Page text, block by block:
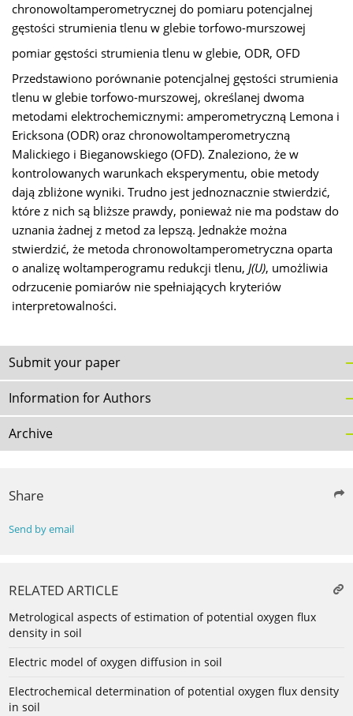
chronowoltamperometrycznej do pomiaru potencjalnej
gęstości strumienia tlenu w glebie torfowo-murszowej
pomiar gęstości strumienia tlenu w glebie, ODR, OFD
Przedstawiono porównanie potencjalnej gęstości strumienia
tlenu w glebie torfowo-murszowej, określanej dwoma
metodami elektrochemicznymi: amperometryczną Lemona i
Ericksona (ODR) oraz chronowoltamperometryczną
Malickiego i Bieganowskiego (OFD). Znaleziono, że w
kontrolowanych warunkach eksperymentu, obie metody
dają zbliżone wyniki. Trudno jest jednoznacznie stwierdzić,
które z nich są bliższe prawdy, ponieważ nie ma podstaw do
uznania żadnej z metod za lepszą. Jednakże można
stwierdzić, że metoda chronowoltamperometryczna oparta
o analizę woltamperogramu redukcji tlenu, J(U), umożliwia
odrzucenie pomiarów nie spełniających kryteriów
interpretowalności.
Submit your paper
Information for Authors
Archive
Share
Send by email
RELATED ARTICLE
Metrological aspects of estimation of potential oxygen flux
density in soil
Electric model of oxygen diffusion in soil
Electrochemical determination of potential oxygen flux density
in soil